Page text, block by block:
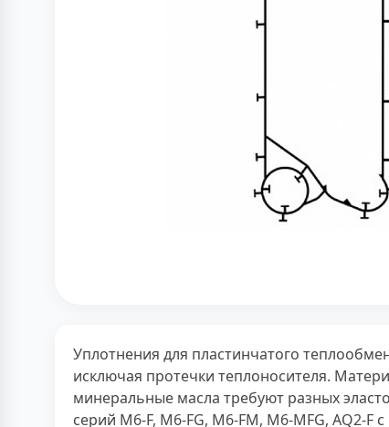
Уплотнения для пластинчатого
исключая протечки теплоносителя.
минеральные масла требуют разных
серий M6-F, M6-FG, M6-FM, M6-MFG, AQ2-